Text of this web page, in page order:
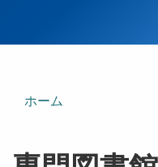
ホーム